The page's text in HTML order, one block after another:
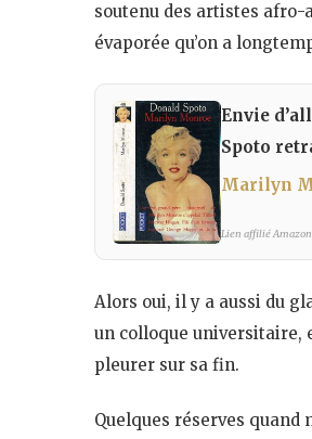
soutenu des artistes afro-
évaporée qu’on a
Envie
Spoto
Marilyn
Lien affilié
Alors oui, il y a aussi du
un colloque universitaire,
pleurer sur sa fin.
Quelques réserves quand